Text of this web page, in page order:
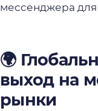
мессенджера для
🌍
выход на
рынки